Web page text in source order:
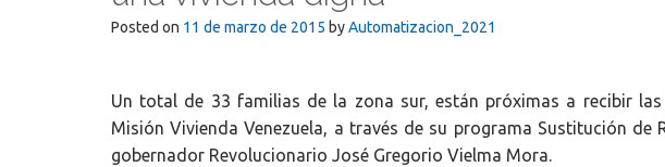
Posted on 11 de marzo de 2015 byAutomatizacion_2021
Un total de 33 familias de la zona sur, están próximas a recibir
Misión Vivienda Venezuela, a través de su programa Sustitución de
gobernador Revolucionario José Gregorio Vielma Mora.